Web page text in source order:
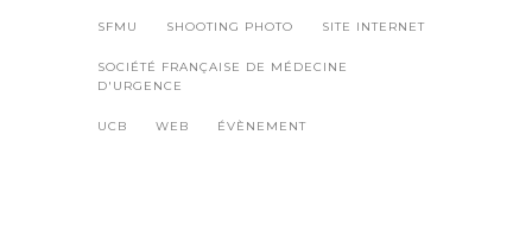
SFMU SHOOTING PHOTO SITE INTERNET
SOCIÉTÉ FRANÇAISE DE MÉDECINE
D'URGENCE
UCB WEB ÉVÈNEMENT